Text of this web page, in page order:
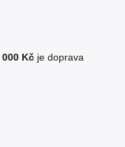
000 Kč je doprava